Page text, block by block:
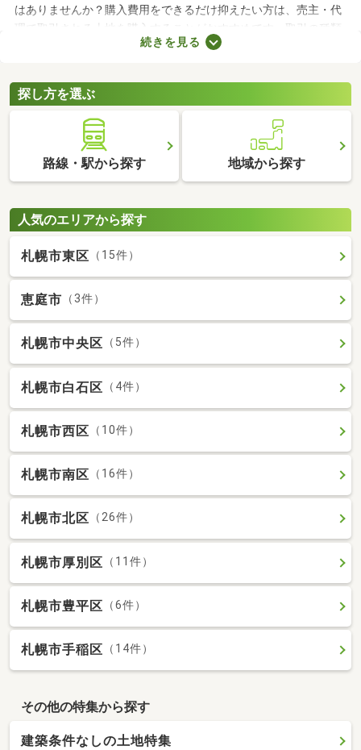
はありませんか？購入費用をできるだけ抑えたい方は、売主・代
理で取引される土地を購入することがおすすめです。取引の種類
が売主、または代理の場合、仲介手数料がかからない大きなメリ
される土地から理想の場所を探しましょう。
続きを見る
探し方を選ぶ
路線・駅から探す 地域から探す
人気のエリアから探す
札幌市東区 （15件）
恵庭市 （3件）
札幌市中央区 （5件）
札幌市白石区 （4件）
札幌市西区 （10件）
札幌市南区 （16件）
札幌市北区 （26件）
札幌市厚別区 （11件）
札幌市豊平区 （6件）
札幌市手稲区 （14件）
その他の特集から探す
建築条件なしの土地特集